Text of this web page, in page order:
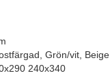
Grön/vit, Beige
240x340